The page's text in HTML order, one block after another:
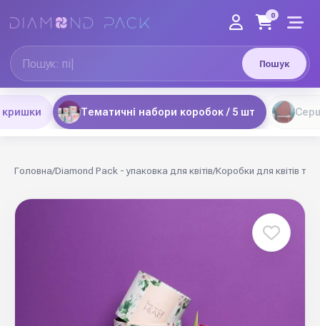
Пошук
0
кришки Тематичні набори коробок / 5 шт
Головна/Diamond Pack - упаковка для квітів/Коробки для квітів та